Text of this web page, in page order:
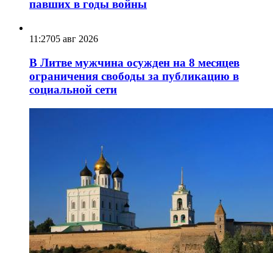
павших в годы войны
11:2705 авг 2026
В Литве мужчина осужден на 8 месяцев
ограничения свободы за публикацию в
социальной сети